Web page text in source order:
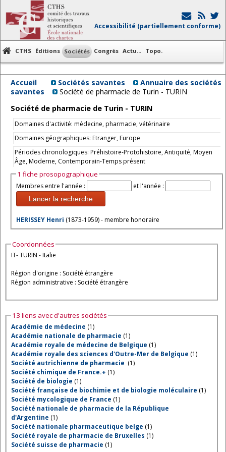
Accessibilité (partiellement conforme)
CTHS Éditions Sociétés Congrès Actu... Topo.
Accueil Sociétés savantes
Annuaire des sociétés
savantes
Société de pharmacie de Turin - TURIN
Société de pharmacie de Turin - TURIN
Domaines d'activité: médecine, pharmacie, vétérinaire
Domaines géographiques: Etranger, Europe
Périodes chronologiques: Préhistoire-Protohistoire, Antiquité, Moyen
Âge, Moderne, Contemporain-Temps présent
1 fiche prosopographique
Membres entre l'année : et l'année :
Lancer la recherche
HERISSEY Henri (1873-1959) - membre honoraire
Coordonnées
IT- TURIN - Italie
Région d'origine : Société étrangère
Région administrative : Société étrangère
13 liens avec d'autres sociétés
Académie de médecine (1)
Académie nationale de pharmacie (1)
Académie royale de médecine de Belgique (1)
Académie royale des sciences d'Outre-Mer de Belgique (1)
Société autrichienne de pharmacie (1)
Société chimique de France.+ (1)
Société de biologie (1)
Société française de biochimie et de biologie moléculaire (1)
Société mycologique de France (1)
Société nationale de pharmacie de la République
d'Argentine (1)
Société nationale pharmaceutique belge (1)
Société royale de pharmacie de Bruxelles (1)
Société suisse de pharmacie (1)